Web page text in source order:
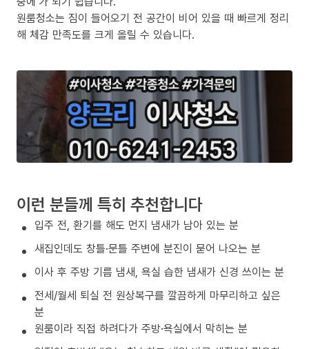
원룸청소는 짐이 들어오기 전 공간이 비어 있을 때 빠르게 정리
해 체감 만족도를 크게 올릴 수 있습니다.
이런 분들께 특히 추천합니다
입주 전, 환기를 해도 먼지 냄새가 남아 있는 분
새집인데도 창틀·문틀 주변에 분진이 묻어 나오는 분
이사 후 주방 기름 냄새, 욕실 습한 냄새가 신경 쓰이는 분
전세/월세 퇴실 전 원상복구를 깔끔하게 마무리하고 싶은
분
원룸이라 직접 하려다가 주방·욕실에서 막히는 분